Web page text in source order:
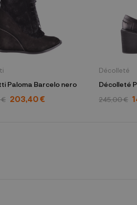
Paloma Barcelo nero
€ 203,40 €
Décolleté
Décolleté
245,00 €